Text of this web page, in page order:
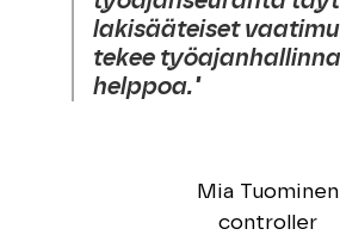
lakisääteiset
tekee
helppoa."
Mia Tuominen
controller